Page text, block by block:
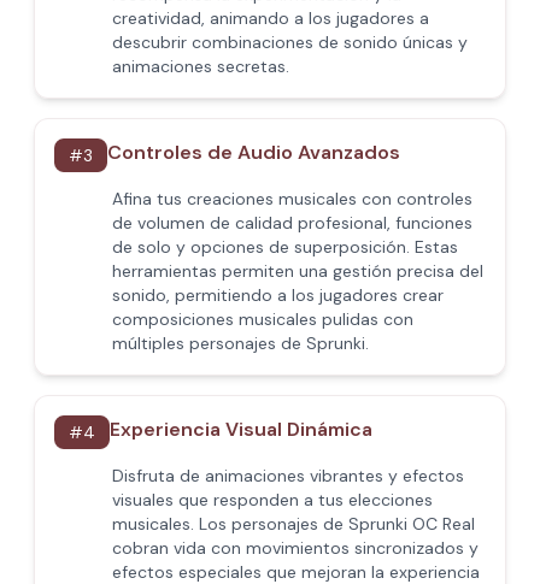
creatividad, animando a los jugadores a
descubrir combinaciones de sonido únicas y
animaciones secretas.
#3 Controles de Audio Avanzados
Afina tus creaciones musicales con controles
de volumen de calidad profesional, funciones
de solo y opciones de superposición. Estas
herramientas permiten una gestión precisa del
sonido, permitiendo a los jugadores crear
composiciones musicales pulidas con
múltiples personajes de Sprunki.
#4 Experiencia Visual Dinámica
Disfruta de animaciones vibrantes y efectos
visuales que responden a tus elecciones
musicales. Los personajes de Sprunki OC Real
cobran vida con movimientos sincronizados y
efectos especiales que mejoran la experiencia